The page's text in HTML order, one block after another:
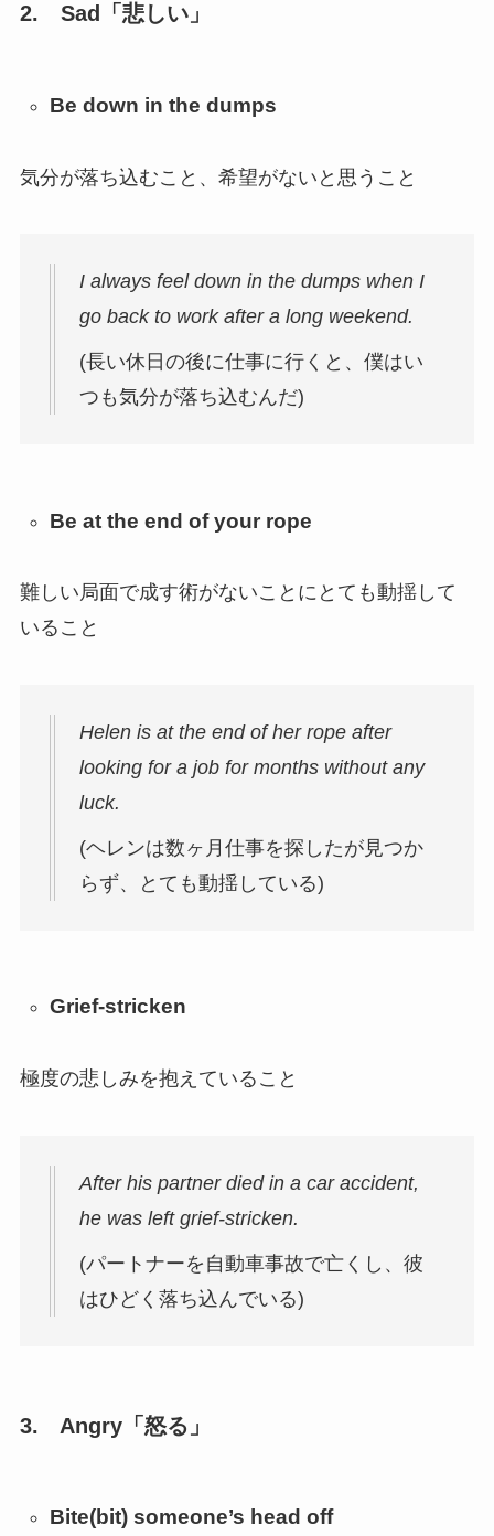
2. Sad 「悲しい」
Be down in the dumps
気分が落ち込むこと、希望がないと思うこと
I always feel down in the dumps when I
go back to work after a long weekend.
(長い休日の後に仕事に行くと、僕はい
つも気分が落ち込むんだ)
Be at the end of your rope
難しい局面で成す術がないことにとても動揺して
いること
Helen is at the end of her rope after
looking for a job for months without any
luck.
(ヘレンは数ヶ月仕事を探したが見つか
らず、とても動揺している)
Grief-stricken
極度の悲しみを抱えていること
After his partner died in a car accident,
he was left grief-stricken.
(パートナーを自動車事故で亡くし、彼
はひどく落ち込んでいる)
3. Angry「怒る」
Bite(bit) someone’s head off